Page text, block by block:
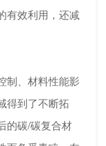
有效利用，还减
制、材料性能影
得到了不断拓
的碳/碳复合材